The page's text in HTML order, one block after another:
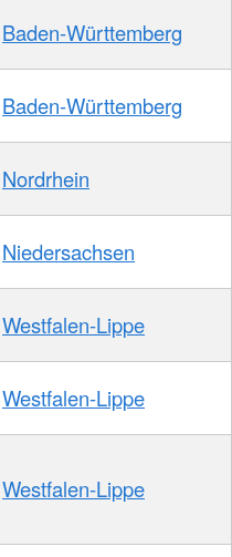
Baden-Württemberg
Baden-Württemberg
Nordrhein
Niedersachsen
Westfalen-Lippe
Westfalen-Lippe
Westfalen-Lippe